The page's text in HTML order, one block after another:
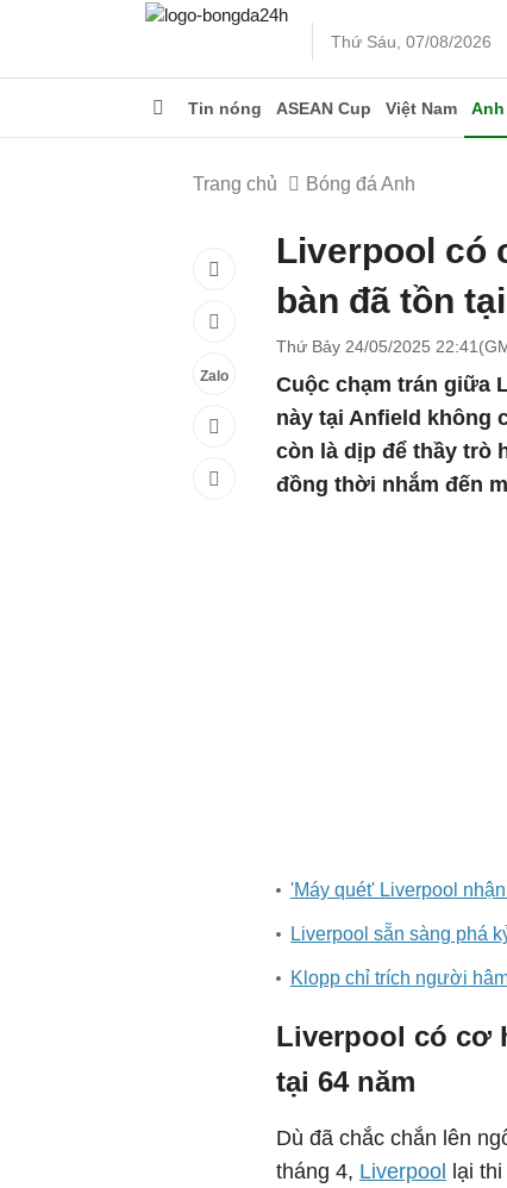
Thứ Sáu, 07/08/2026
Tin nóng ASEAN Cup Việt Nam Anh
Trang chủ Bóng đá Anh
Zalo
Liverpool có
bàn đã tồn
Thứ Bảy 24/05/2025
Cuộc chạm trán giữa
này tại Anfield không
còn là dịp để thầy trò
đồng thời nhắm đến
'Máy quét' Liverpool
Liverpool sẵn sàng phá
Klopp chỉ trích người
Liverpool có cơ
tại 64 năm
Dù đã chắc chắn lên
tháng 4, Liverpool
lại